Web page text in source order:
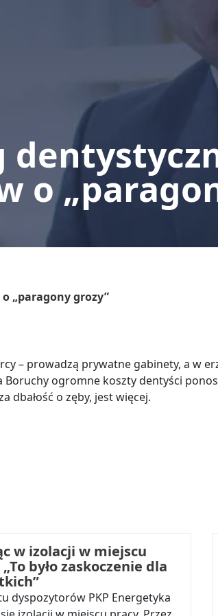
o
„paragony grozy”
– prowadzą prywatne gabinety, a w
ogromne koszty dentyści
dbałość o zęby, jest więcej.
w izolacji w miejscu
było zaskoczenie dla
dyspozytorów PKP Energetyka